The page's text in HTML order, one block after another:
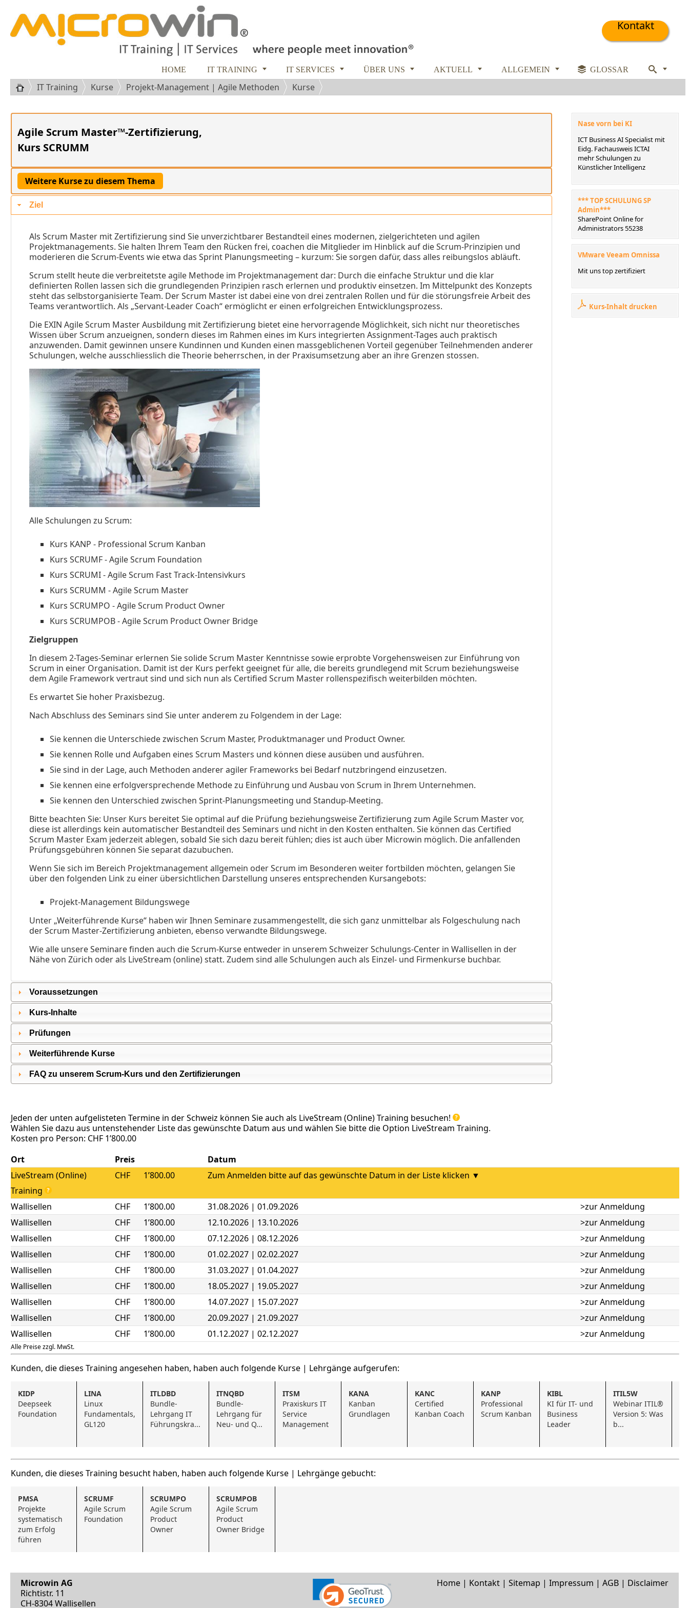
Kontakt
HOME IT TRAINING  IT SERVICES  ÜBER UNS  AKTUELL  ALLGEMEIN   GLOSSAR  
IT Training Kurse Projekt-Management | Agile Methoden Kurse
Agile Scrum Master™-Zertifizierung,
Kurs SCRUMM
Ziel
Als Scrum Master mit Zertifizierung sind Sie unverzichtbarer Bestandteil eines modernen, zielgerichteten und agilen
Projektmanagements. Sie halten Ihrem Team den Rücken frei, coachen die Mitglieder im Hinblick auf die Scrum-Prinzipien und
moderieren die Scrum-Events wie etwa das Sprint Planungsmeeting – kurzum: Sie sorgen dafür, dass alles reibungslos abläuft.
Scrum stellt heute die verbreitetste agile Methode im Projektmanagement dar: Durch die einfache Struktur und die klar
definierten Rollen lassen sich die grundlegenden Prinzipien rasch erlernen und produktiv einsetzen. Im Mittelpunkt des Konzepts
steht das selbstorganisierte Team. Der Scrum Master ist dabei eine von drei zentralen Rollen und für die störungsfreie Arbeit des
Teams verantwortlich. Als „Servant-Leader Coach“ ermöglicht er einen erfolgreichen Entwicklungsprozess.
Die EXIN Agile Scrum Master Ausbildung mit Zertifizierung bietet eine hervorragende Möglichkeit, sich nicht nur theoretisches
Wissen über Scrum anzueignen, sondern dieses im Rahmen eines im Kurs integrierten Assignment-Tages auch praktisch
anzuwenden. Damit gewinnen unsere Kundinnen und Kunden einen massgeblichenen Vorteil gegenüber Teilnehmenden anderer
Schulungen, welche ausschliesslich die Theorie beherrschen, in der Praxisumsetzung aber an ihre Grenzen stossen.
Alle Schulungen zu Scrum:
Kurs KANP - Professional Scrum Kanban
Kurs SCRUMF - Agile Scrum Foundation
Kurs SCRUMI - Agile Scrum Fast Track-Intensivkurs
Kurs SCRUMM - Agile Scrum Master
Kurs SCRUMPO - Agile Scrum Product Owner
Kurs SCRUMPOB - Agile Scrum Product Owner Bridge
Zielgruppen
In diesem 2-Tages-Seminar erlernen Sie solide Scrum Master Kenntnisse sowie erprobte Vorgehensweisen zur Einführung von
Scrum in einer Organisation. Damit ist der Kurs perfekt geeignet für alle, die bereits grundlegend mit Scrum beziehungsweise
dem Agile Framework vertraut sind und sich nun als Certified Scrum Master rollenspezifisch weiterbilden möchten.
Es erwartet Sie hoher Praxisbezug.
Nach Abschluss des Seminars sind Sie unter anderem zu Folgendem in der Lage:
Sie kennen die Unterschiede zwischen Scrum Master, Produktmanager und Product Owner.
Sie kennen Rolle und Aufgaben eines Scrum Masters und können diese ausüben und ausführen.
Sie sind in der Lage, auch Methoden anderer agiler Frameworks bei Bedarf nutzbringend einzusetzen.
Sie kennen eine erfolgversprechende Methode zu Einführung und Ausbau von Scrum in Ihrem Unternehmen.
Sie kennen den Unterschied zwischen Sprint-Planungsmeeting und Standup-Meeting.
Bitte beachten Sie: Unser Kurs bereitet Sie optimal auf die Prüfung beziehungsweise Zertifizierung zum Agile Scrum Master vor,
diese ist allerdings kein automatischer Bestandteil des Seminars und nicht in den Kosten enthalten. Sie können das Certified
Scrum Master Exam jederzeit ablegen, sobald Sie sich dazu bereit fühlen; dies ist auch über Microwin möglich. Die anfallenden
Prüfungsgebühren können Sie separat dazubuchen.
Wenn Sie sich im Bereich Projektmanagement allgemein oder Scrum im Besonderen weiter fortbilden möchten, gelangen Sie
über den folgenden Link zu einer übersichtlichen Darstellung unseres entsprechenden Kursangebots:
Projekt-Management Bildungswege
Unter „Weiterführende Kurse“ haben wir Ihnen Seminare zusammengestellt, die sich ganz unmittelbar als Folgeschulung nach
der Scrum Master-Zertifizierung anbieten, ebenso verwandte Bildungswege.
Wie alle unsere Seminare finden auch die Scrum-Kurse entweder in unserem Schweizer Schulungs-Center in Wallisellen in der
Nähe von Zürich oder als LiveStream (online) statt. Zudem sind alle Schulungen auch als Einzel- und Firmenkurse buchbar.
Voraussetzungen
Kurs-Inhalte
Prüfungen
Weiterführende Kurse
FAQ zu unserem Scrum-Kurs und den Zertifizierungen
Nase vorn bei KI
ICT Business AI Specialist mit
Eidg. Fachausweis ICTAI
mehr Schulungen zu
Künstlicher Intelligenz
*** TOP SCHULUNG SP
Admin***
SharePoint Online for
Administrators 55238
VMware Veeam Omnissa
Mit uns top zertifiziert
Kurs-Inhalt drucken
Jeden der unten aufgelisteten Termine in der Schweiz können Sie auch als LiveStream (Online) Training besuchen!
Wählen Sie dazu aus untenstehender Liste das gewünschte Datum aus und wählen Sie bitte die Option LiveStream Training.
Kosten pro Person: CHF 1’800.00
Ort
Preis
Datum
LiveStream (Online)
Training
CHF 1’800.00 Zum Anmelden bitte auf das gewünschte Datum in der Liste klicken ▼
Wallisellen CHF 1’800.00 31.08.2026 | 01.09.2026
>zur Anmeldung
Wallisellen
CHF 1’800.00 12.10.2026 | 13.10.2026
>zur Anmeldung
Wallisellen
CHF 1’800.00 07.12.2026 | 08.12.2026
>zur Anmeldung
Wallisellen
CHF 1’800.00 01.02.2027 | 02.02.2027
>zur Anmeldung
Wallisellen
CHF 1’800.00 31.03.2027 | 01.04.2027
>zur Anmeldung
Wallisellen
CHF 1’800.00 18.05.2027 | 19.05.2027
>zur Anmeldung
Wallisellen
CHF 1’800.00 14.07.2027 | 15.07.2027
>zur Anmeldung
Wallisellen
CHF 1’800.00 20.09.2027 | 21.09.2027
>zur Anmeldung
Wallisellen
CHF 1’800.00 01.12.2027 | 02.12.2027 >zur Anmeldung
Alle Preise zzgl. MwSt.
Kunden, die dieses Training angesehen haben, haben auch folgende Kurse | Lehrgänge aufgerufen:
KIDP
Deepseek
Foundation
LINA
Linux
Fundamentals,
GL120
ITLDBD
Bundle-
Lehrgang IT
Führungskra...
ITNQBD
Bundle-
Lehrgang für
Neu- und Q...
ITSM
Praxiskurs IT
Service
Management
KANA
Kanban
Grundlagen
KANC
Certified
Kanban Coach
KANP
Professional
Scrum Kanban
KIBL
KI für IT- und
Business
Leader
ITIL5W
Webinar ITIL®
Version 5: Was
b...
Kunden, die dieses Training besucht haben, haben auch folgende Kurse | Lehrgänge gebucht:
PMSA
Projekte
systematisch
zum Erfolg
führen
SCRUMF
Agile Scrum
Foundation
SCRUMPO
Agile Scrum
Product
Owner
SCRUMPOB
Agile Scrum
Product
Owner Bridge
Microwin AG
Richtistr. 11
CH-8304 Wallisellen
Home | Kontakt | Sitemap | Impressum | AGB | Disclaimer